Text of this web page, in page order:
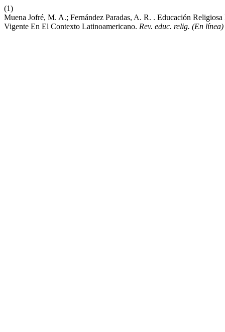
(1)
Muena Jofré, M. A.; Fernández Paradas, A. R. . Educación
Vigente En El Contexto Latinoamericano. Rev. educ. relig. (En línea)